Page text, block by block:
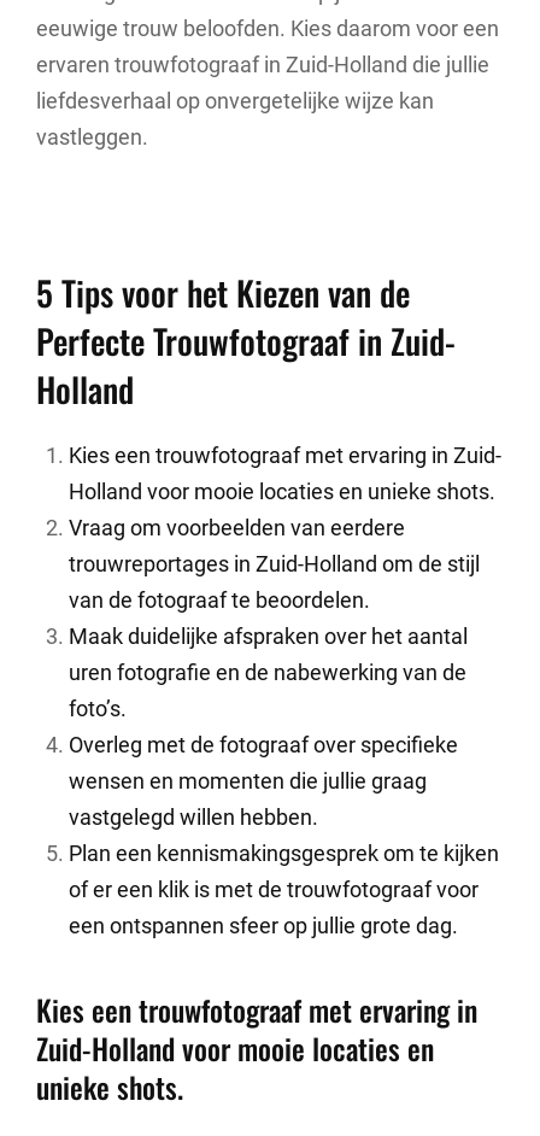
eeuwige trouw beloofden. Kies daarom voor een
ervaren trouwfotograaf in Zuid-Holland die jullie
liefdesverhaal op onvergetelijke wijze kan
vastleggen.
5 Tips voor het Kiezen van de
Perfecte Trouwfotograaf in Zuid-
Holland
Kies een trouwfotograaf met ervaring in Zuid-
Holland voor mooie locaties en unieke shots.
Vraag om voorbeelden van eerdere
trouwreportages in Zuid-Holland om de stijl
van de fotograaf te beoordelen.
Maak duidelijke afspraken over het aantal
uren fotografie en de nabewerking van de
foto’s.
Overleg met de fotograaf over specifieke
wensen en momenten die jullie graag
vastgelegd willen hebben.
Plan een kennismakingsgesprek om te kijken
of er een klik is met de trouwfotograaf voor
een ontspannen sfeer op jullie grote dag.
Kies een trouwfotograaf met ervaring in
Zuid-Holland voor mooie locaties en
unieke shots.